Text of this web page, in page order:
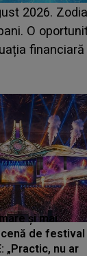
prima
și de la ce
pe scena
și mai
de festival
„Practic, nu ar